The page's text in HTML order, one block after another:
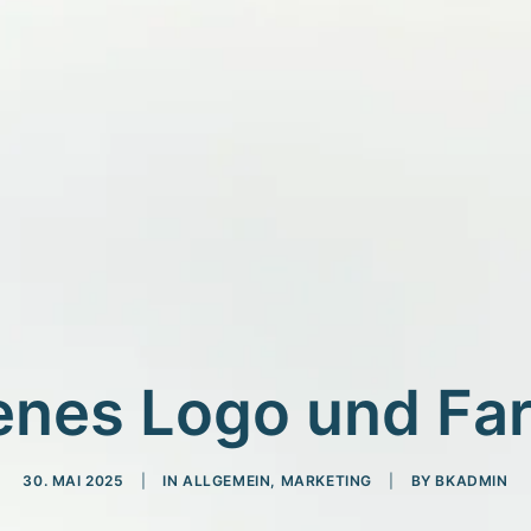
Logo und
30. MAI 2025 IN ALLGEMEIN, MARKETING BYBKADMIN